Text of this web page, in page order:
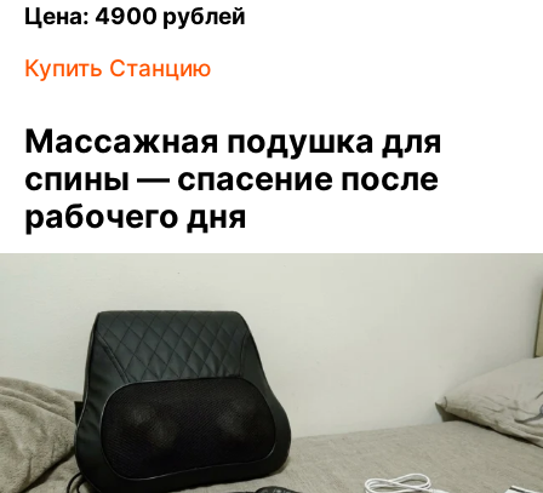
Цена: 4900 рублей
Купить Станцию
Массажная подушка для
спины — спасение после
рабочего дня